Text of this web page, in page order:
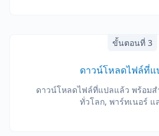
ขั้นตอนที่ 3
ดาวน์โหลดไฟล์ที่แ
ดาวน์โหลดไฟล์ที่แปลแล้ว พร้อม
ทั่วโลก, พาร์ทเนอร์ แ